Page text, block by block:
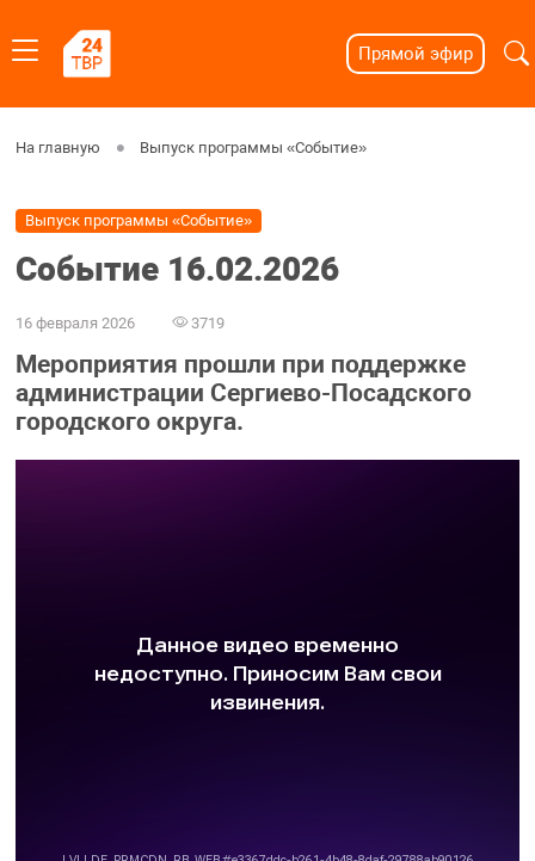
Прямой эфир
На главную Выпуск программы «Событие»
Выпуск программы «Событие»
Событие 16.02.2026
16 февраля 2026 3719
Мероприятия прошли при поддержке
администрации Сергиево-Посадского
городского округа.